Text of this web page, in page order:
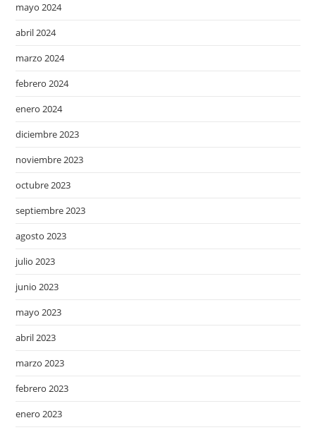
mayo 2024
abril 2024
marzo 2024
febrero 2024
enero 2024
diciembre 2023
noviembre 2023
octubre 2023
septiembre 2023
agosto 2023
julio 2023
junio 2023
mayo 2023
abril 2023
marzo 2023
febrero 2023
enero 2023